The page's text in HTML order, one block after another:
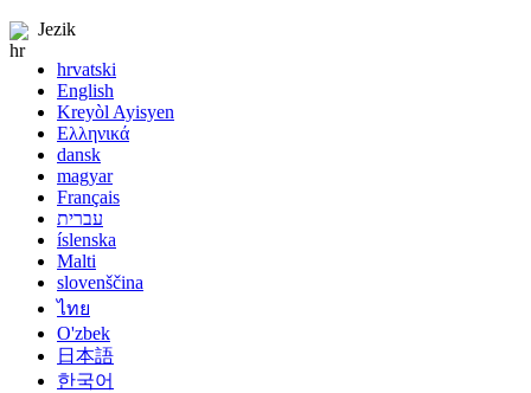
Jezik
hrvatski
English
Kreyòl Ayisyen
Ελληνικά
dansk
magyar
Français
עברית
íslenska
Malti
slovenščina
ไทย
O'zbek
日本語
한국어